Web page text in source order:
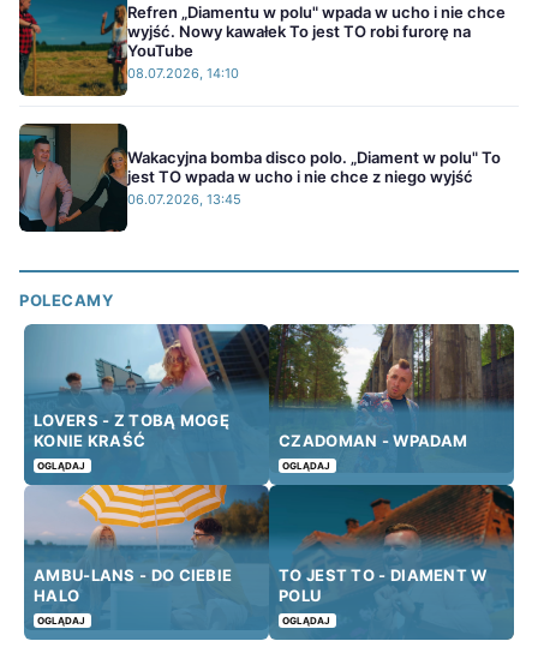
Refren „Diamentu w polu" wpada w ucho i nie chce
wyjść. Nowy kawałek To jest TO robi furorę na
YouTube
08.07.2026, 14:10
Wakacyjna bomba disco polo. „Diament w polu" To
jest TO wpada w ucho i nie chce z niego wyjść
06.07.2026, 13:45
POLECAMY
LOVERS - Z TOBĄ MOGĘ
KONIE KRAŚĆ
OGLĄDAJ
CZADOMAN - WPADAM
OGLĄDAJ
AMBU-LANS - DO CIEBIE
HALO
OGLĄDAJ
TO JEST TO - DIAMENT W
POLU
OGLĄDAJ